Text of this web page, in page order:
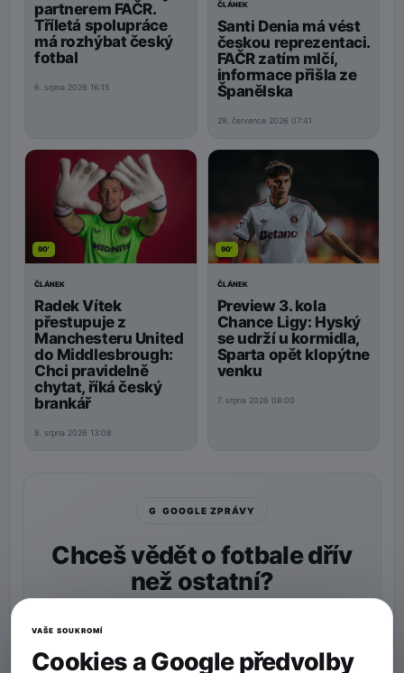
partnerem FAČR.
Tříletá spolupráce
má rozhýbat český
fotbal
6. srpna 2026 16:15
ČLÁNEK
Santi Denia má vést
českou reprezentaci.
FAČR zatím mlčí,
informace přišla ze
Španělska
29. července 2026 07:41
90'
ČLÁNEK
Radek Vítek
přestupuje z
Manchesteru United
do Middlesbrough:
Chci pravidelně
chytat, říká český
brankář
8. srpna 2026 13:08
90'
ČLÁNEK
Preview 3. kola
Chance Ligy: Hyský
se udrží u kormidla,
Sparta opět klopýtne
venku
7. srpna 2026 08:00
G GOOGLE ZPRÁVY
Chceš vědět o fotbale dřív
než ostatní?
VAŠE SOUKROMÍ
Cookies a Google předvolby